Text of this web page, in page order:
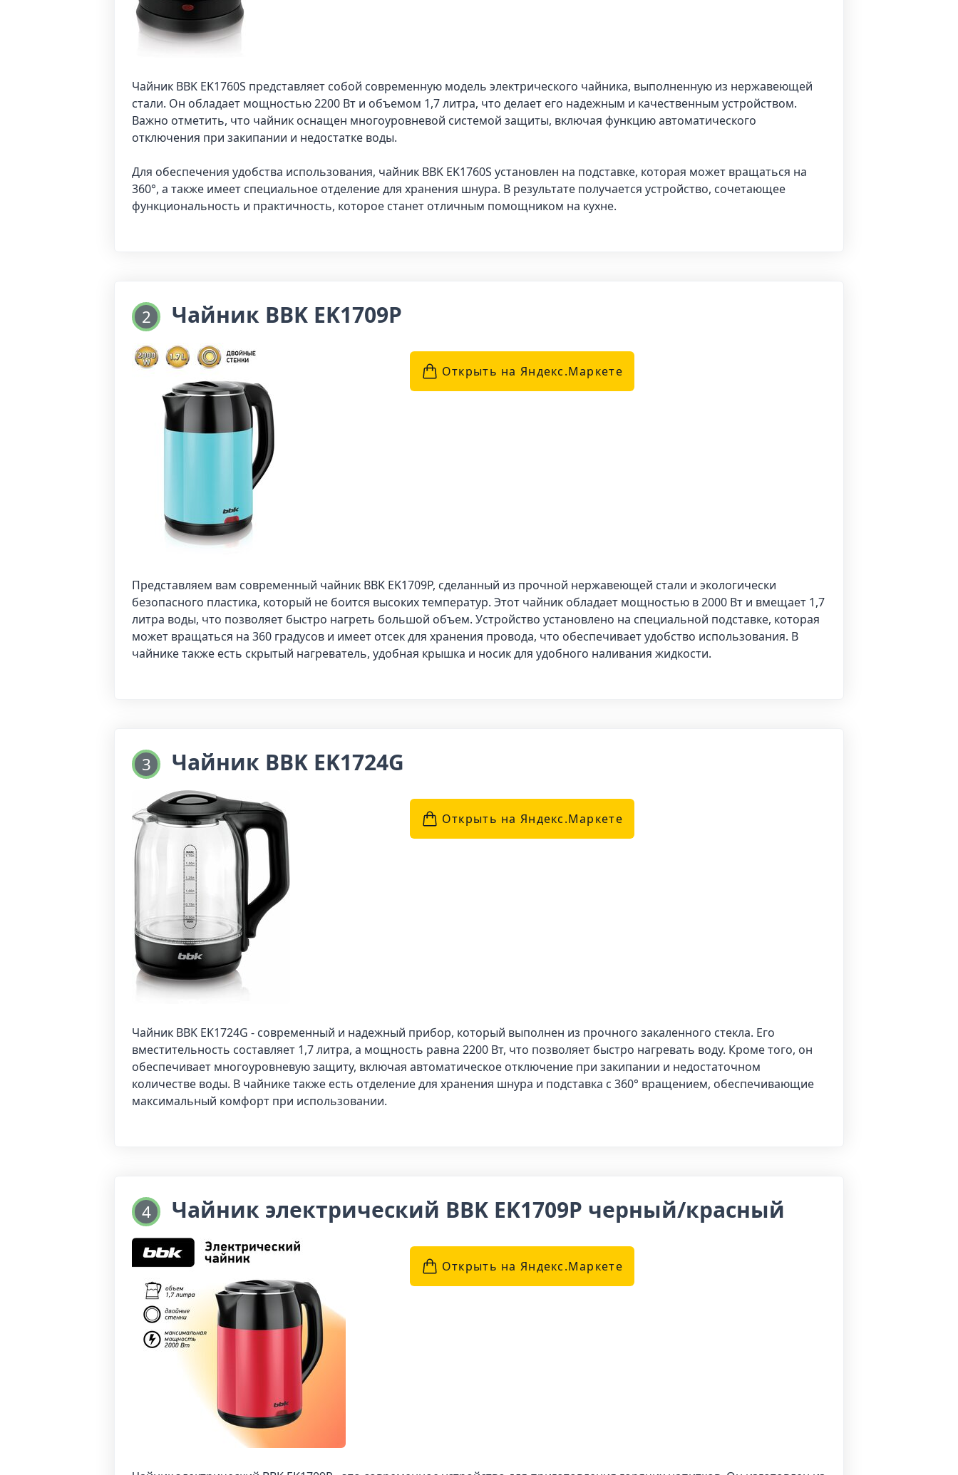
Чайник BBK EK1760S представляет собой современную модель электрического чайника, выполненную из нержавеющей
стали. Он обладает мощностью 2200 Вт и объемом 1,7 литра, что делает его надежным и качественным устройством.
Важно отметить, что чайник оснащен многоуровневой системой защиты, включая функцию автоматического
отключения при закипании и недостатке воды.
Для обеспечения удобства использования, чайник BBK EK1760S установлен на подставке, которая может вращаться на
360°, а также имеет специальное отделение для хранения шнура. В результате получается устройство, сочетающее
функциональность и практичность, которое станет отличным помощником на кухне.
2 Чайник BBK EK1709P
Открыть на Яндекс.Маркетe
Представляем вам современный чайник BBK EK1709P, сделанный из прочной нержавеющей стали и экологически
безопасного пластика, который не боится высоких температур. Этот чайник обладает мощностью в 2000 Вт и вмещает 1,7
литра воды, что позволяет быстро нагреть большой объем. Устройство установлено на специальной подставке, которая
может вращаться на 360 градусов и имеет отсек для хранения провода, что обеспечивает удобство использования. В
чайнике также есть скрытый нагреватель, удобная крышка и носик для удобного наливания жидкости.
3 Чайник BBK EK1724G
Открыть на Яндекс.Маркетe
Чайник BBK EK1724G - современный и надежный прибор, который выполнен из прочного закаленного стекла. Его
вместительность составляет 1,7 литра, а мощность равна 2200 Вт, что позволяет быстро нагревать воду. Кроме того, он
обеспечивает многоуровневую защиту, включая автоматическое отключение при закипании и недостаточном
количестве воды. В чайнике также есть отделение для хранения шнура и подставка с 360° вращением, обеспечивающие
максимальный комфорт при использовании.
4 Чайник электрический BBK EK1709P черный/красный
Открыть на Яндекс.Маркетe